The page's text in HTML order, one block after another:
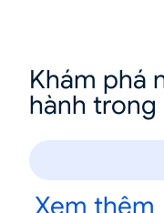
Khám phá
hành trong
Xem thêm